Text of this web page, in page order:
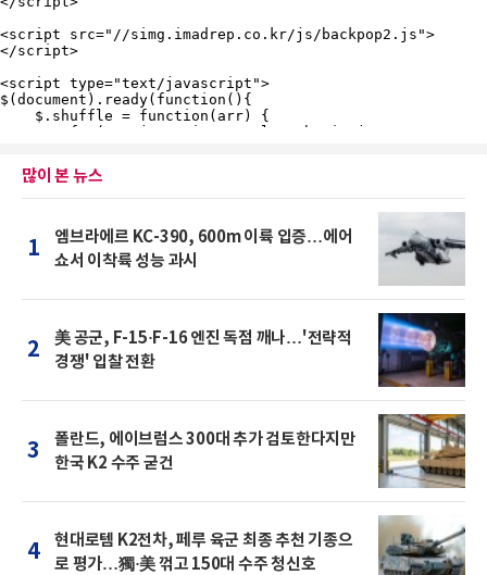
많이 본 뉴스
1
엠브라에르 KC-390, 600m 이륙 입증…에어
쇼서 이착륙 성능 과시
2
美 공군, F-15·F-16 엔진 독점 깨나…'전략적
경쟁' 입찰 전환
3
폴란드, 에이브럼스 300대 추가 검토한다지만
한국 K2 수주 굳건
4
현대로템 K2전차, 페루 육군 최종 추천 기종으
로 평가…獨·美 꺾고 150대 수주 청신호